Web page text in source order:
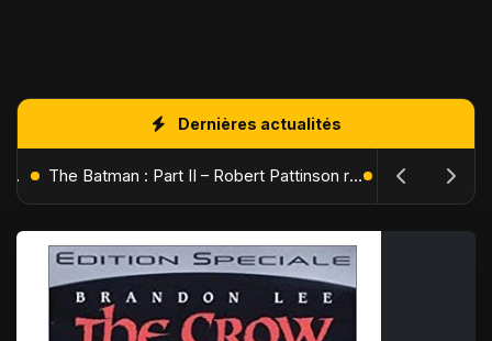
Dernières actualités
L'Âge de Glace : Le Réveil du Volcan – Manny, Sid et Diego de retour pour une aventure explosive The Batman : Part II – Robert Pattinson replonge dans les ténèbres de Gotham dès octobre 2027